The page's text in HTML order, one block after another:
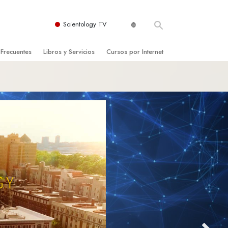
Scientology TV
Iglesia
Libros y Servicios
Introductorias
Iniciales
Cursos por Internet
Las Dinámicas de la Existencia
Los Componentes de la Comprensión
Soluciones para un Entorno Peligroso
Ayudas para Enfermedades y Lesiones
La Integridad y la Honestidad
El Matrimonio
La Escala Tonal Emocional